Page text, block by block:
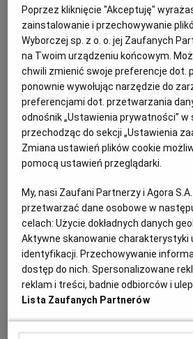
Ogłoszenia z kategorii
Syndyk masy upadłości sprzeda z
trybie wyboru najkorzystniejszej
prawie własności nieruchomości
niezabudowanej
17.08.2026
WARSZAWA,
Syndycy i Komornicy, Licytacje
Syndycy i Komornicy
Poręczenie jako
Poprzez kliknięcie "Akceptuję"
zainstalowanie i przechowywanie
Wyborczej sp. z o. o. jej Zaufanych
na Twoim urządzeniu końcowym.
chwili zmienić swoje preferencje dot.
ponownie wywołując narzędzie do
preferencjami dot. przetwarzania
odnośnik „Ustawienia prywatności”
przechodząc do sekcji „Ustawienia
Zmiana ustawień plików cookie
pomocą ustawień przeglądarki.
My, nasi Zaufani Partnerzy i Agora
przetwarzać dane osobowe w
celach:Użycie dokładnych danych
Aktywne skanowanie charakterystyki
identyfikacji. Przechowywanie
dostęp do nich. Spersonalizowane
reklam i treści, badnie odbiorców
Lista Zaufanych Partnerów